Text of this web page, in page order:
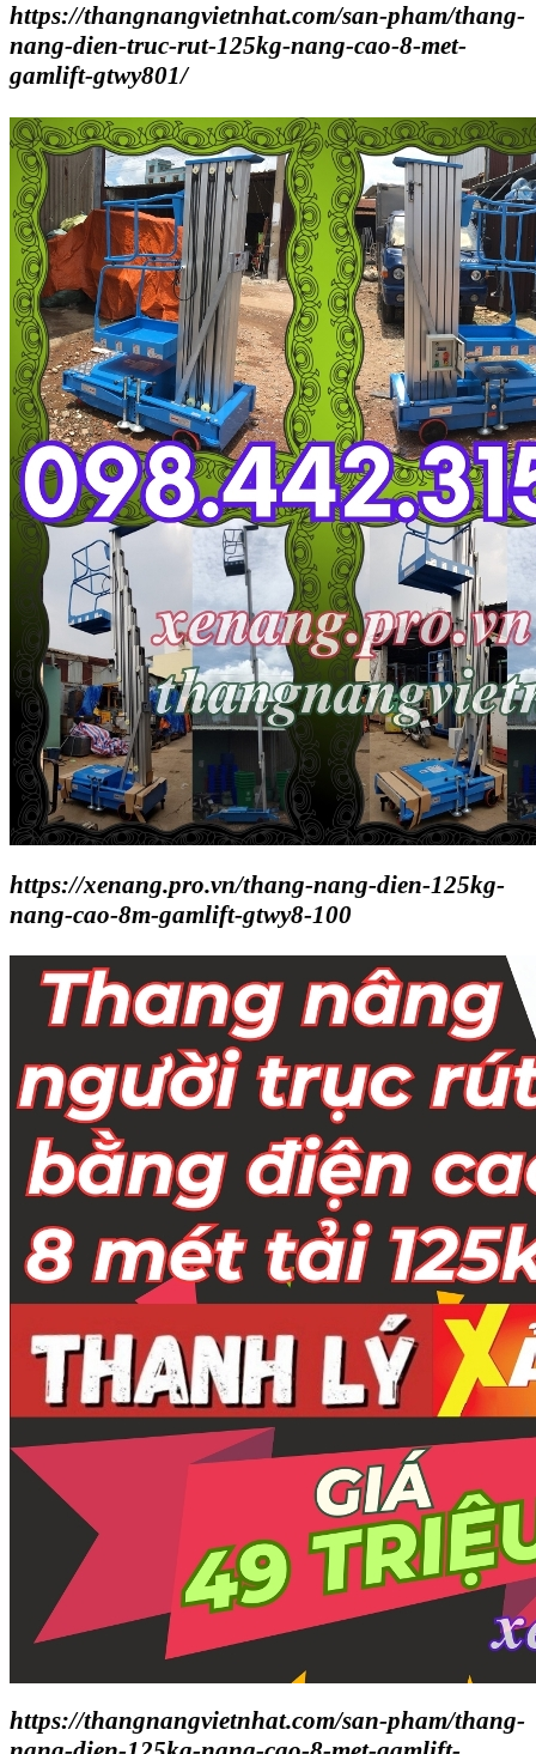
https://thangnangvietnhat.com/san-pham/thang-
nang-dien-truc-rut-125kg-nang-cao-8-met-
gamlift-gtwy801/
https://xenang.pro.vn/thang-nang-dien-125kg-
nang-cao-8m-gamlift-gtwy8-100
https://thangnangvietnhat.com/san-pham/thang-